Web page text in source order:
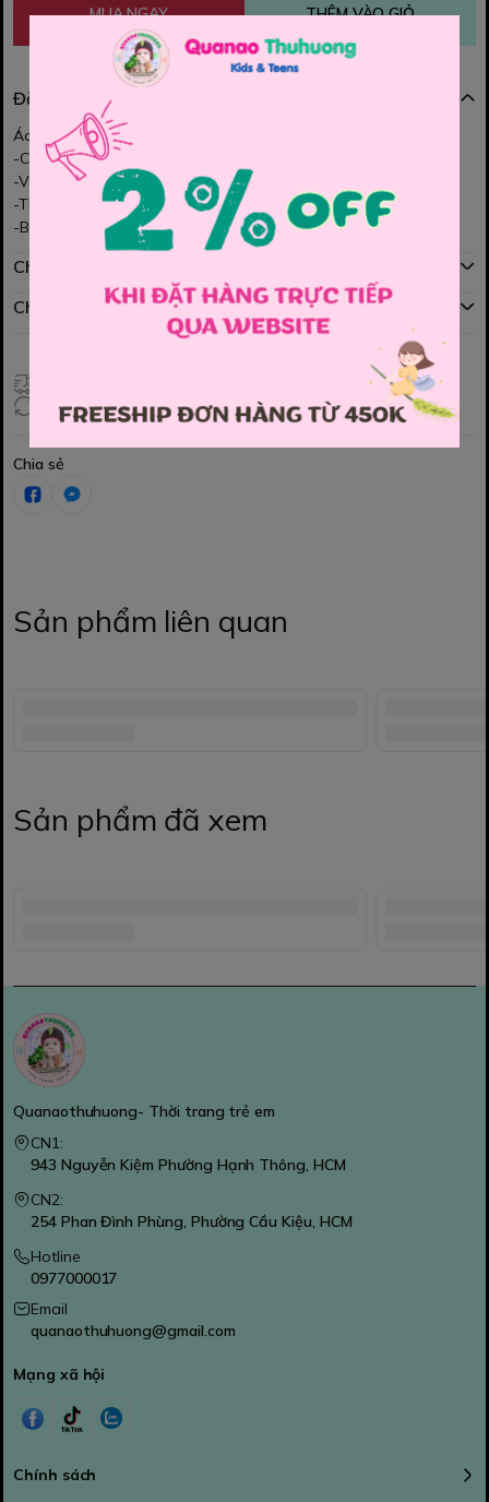
MUA NGAY THÊM VÀO GIỎ
Đặc điểm nổi bật
Áo Sweater Lagear
-Chất nỉ , mềm mịn. Tạo cảm giác thoải mái và ấm áp, form đẹp.
-Với gam màu trung tính thể thao, rất cool ạ.
-Thiết kế với kiểu dáng thời trang, năng động, cực chất
-Bé diện cực đẹp trai nhé các MOM
Chính sách mua hàng
Chính sách đổi hàng
Đổi hàng 3 ngày (HCM), 7 ngày (Tỉnh)
Chia sẻ
Sản phẩm liên quan
Sản phẩm đã xem
Quanaothuhuong- Thời trang trẻ em
CN1:
943 Nguyễn Kiệm Phường Hạnh Thông, HCM
CN2:
254 Phan Đình Phùng, Phường Cầu Kiệu, HCM
Hotline
0977000017
Email
quanaothuhuong@gmail.com
Mạng xã hội
Chính sách